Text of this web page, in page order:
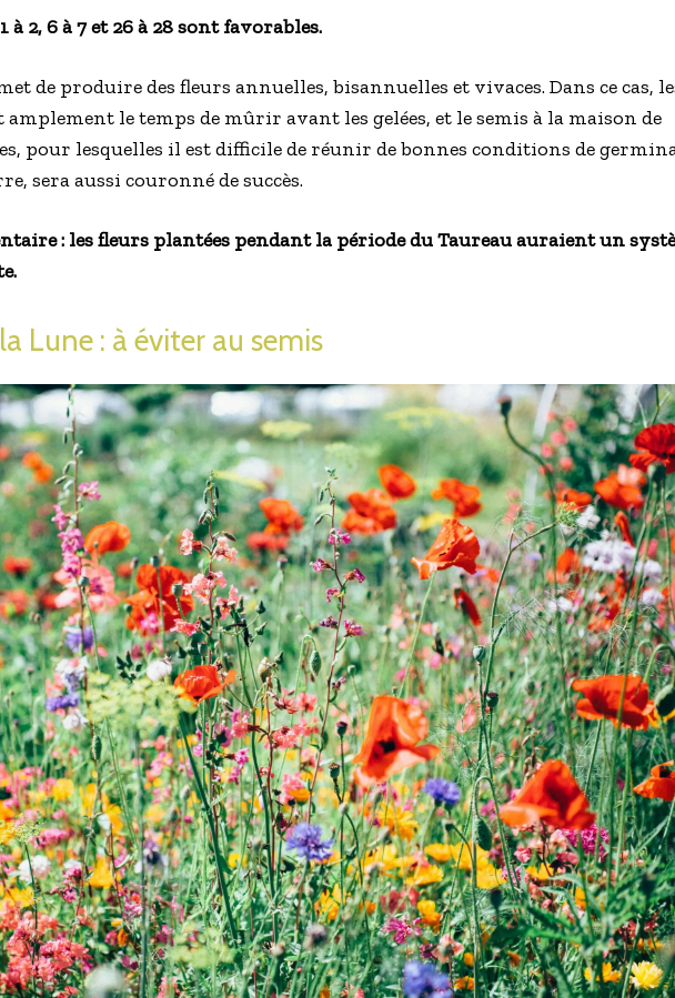
2, 6 à 7 et 26 à 28 sont favorables.
de produire des fleurs annuelles, bisannuelles et vivaces. Dans ce cas,
le temps de mûrir avant les gelées, et le semis à la maison de
pour lesquelles il est difficile de réunir de bonnes conditions de
sera aussi couronné de succès.
: les fleurs plantées pendant la période du Taureau auraient un
Lune : à éviter au semis